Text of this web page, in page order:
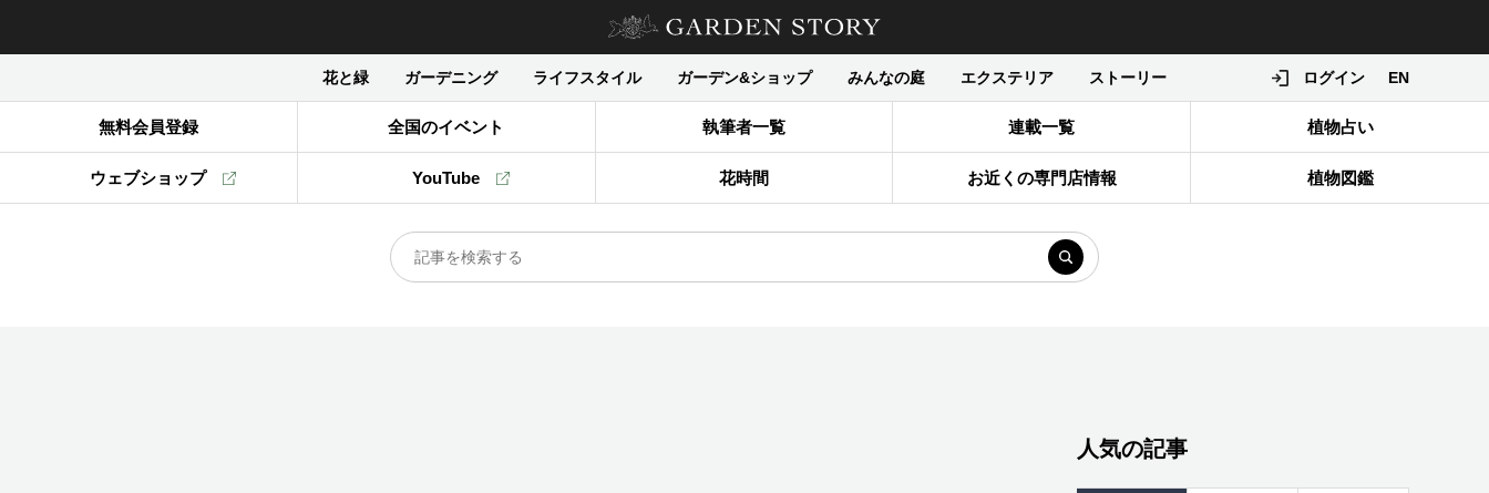
花と緑 ガーデニング ライフスタイル ガーデン&ショップ みんなの庭 エクステリア ストーリー ログイン EN
無料会員登録 全国のイベント 執筆者一覧 連載一覧 植物占い
ウェブショップ YouTube 花時間 お近くの専門店情報 植物図鑑
人気の記事